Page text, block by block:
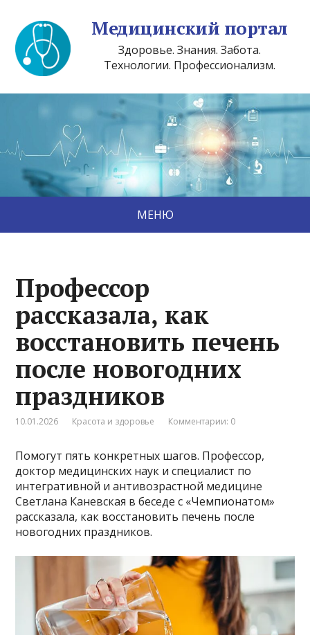
Медицинский портал
Здоровье. Знания. Забота.
Технологии. Профессионализм.
МЕНЮ
Профессор
рассказала, как
восстановить печень
после новогодних
праздников
10.01.2026 Красота и здоровье Комментарии: 0
Помогут пять конкретных шагов. Профессор,
доктор медицинских наук и специалист по
интегративной и антивозрастной медицине
Светлана Каневская в беседе с «Чемпионатом»
рассказала, как восстановить печень после
новогодних праздников.